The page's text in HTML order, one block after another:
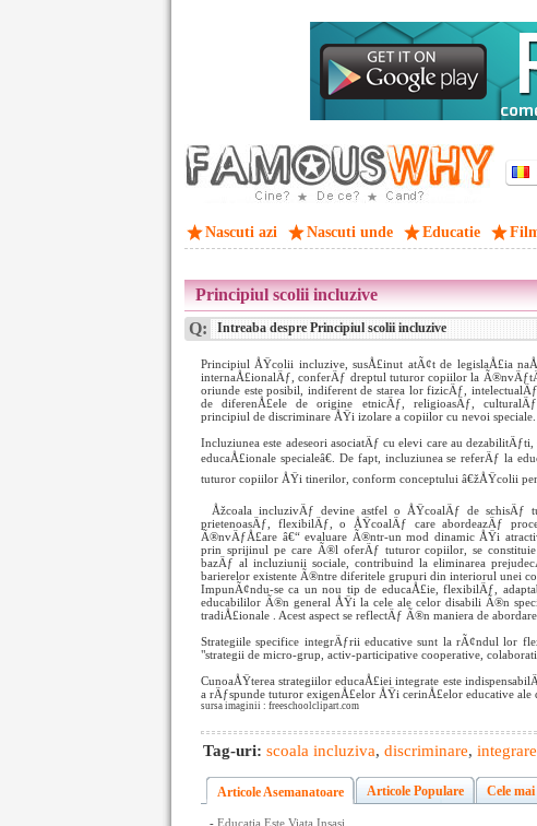
Nascuti azi Nascuti unde Educatie
Principiul scolii incluzive
Q: Intreaba despre Principiul scolii incluzive
Principiul ÅŸcolii incluzive, susÅ£inut atÃ¢t de legislaÅ£ia
internaÅ£ionalÄƒ, conferÄƒ dreptul tuturor copiilor la
oriunde este posibil, indiferent de starea lor fizicÄƒ,
de diferenÅ£ele de origine etnicÄƒ, religioasÄƒ,
principiul de discriminare ÅŸi izolare a copiilor cu nevoi speciale.
Incluziunea este adeseori asociatÄƒ cu elevi care au dezabilitÄƒti,
educaÅ£ionale specialeâ€. De fapt, incluziunea se referÄƒ la
tuturor copiilor ÅŸi tinerilor, conform conceptului â€žÅŸcolii
Åžcoala incluzivÄƒ devine astfel o ÅŸcoalÄƒ de schisÄƒ
prietenoasÄƒ, flexibilÄƒ, o ÅŸcoalÄƒ care abordeazÄƒ
Ã®nvÄƒÅ£are â€“ evaluare Ã®ntr-un mod dinamic ÅŸi
prin sprijinul pe care Ã®l oferÄƒ tuturor copiilor, se
bazÄƒ al incluziunii sociale, contribuind la eliminarea
barierelor existente Ã®ntre diferitele grupuri din interiorul unei
ImpunÃ¢ndu-se ca un nou tip de educaÅ£ie, flexibilÄƒ,
educabililor Ã®n general ÅŸi la cele ale celor disabili Ã®n
tradiÅ£ionale . Acest aspect se reflectÄƒ Ã®n maniera de
Strategiile specifice integrÄƒrii educative sunt la rÃ¢ndul lor
"strategii de micro-grup, activ-participative cooperative,
CunoaÅŸterea strategiilor educaÅ£iei integrate este
a rÄƒspunde tuturor exigenÅ£elor ÅŸi cerinÅ£elor educative
sursa imaginii : freeschoolclipart.com
Tag-uri: scoala incluziva, discriminare, integrare
Articole Asemanatoare Articole Populare Cele
- Educatia Este Viata Insasi